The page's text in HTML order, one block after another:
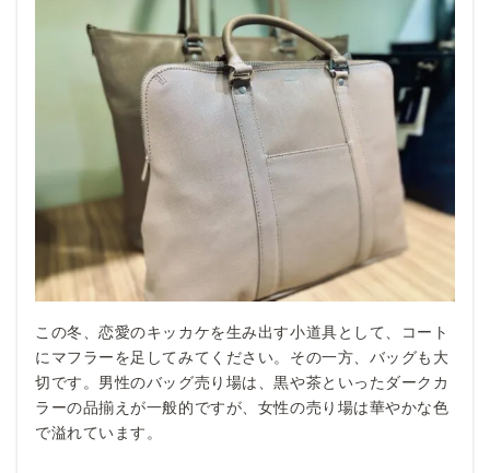
この冬、恋愛のキッカケを生み出す小道具として、コート
にマフラーを足してみてください。その一方、バッグも大
切です。男性のバッグ売り場は、黒や茶といったダークカ
ラーの品揃えが一般的ですが、女性の売り場は華やかな色
で溢れています。